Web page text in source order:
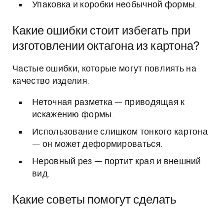
Упаковка и коробки необычной формы.
Какие ошибки стоит избегать при
изготовлении октагона из картона?
Частые ошибки, которые могут повлиять на
качество изделия:
Неточная разметка — приводящая к
искажению формы.
Использование слишком тонкого картона
— он может деформироваться.
Неровный рез — портит края и внешний
вид.
Какие советы помогут сделать